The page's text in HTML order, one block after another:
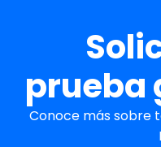
prueba
Conoce más sobre